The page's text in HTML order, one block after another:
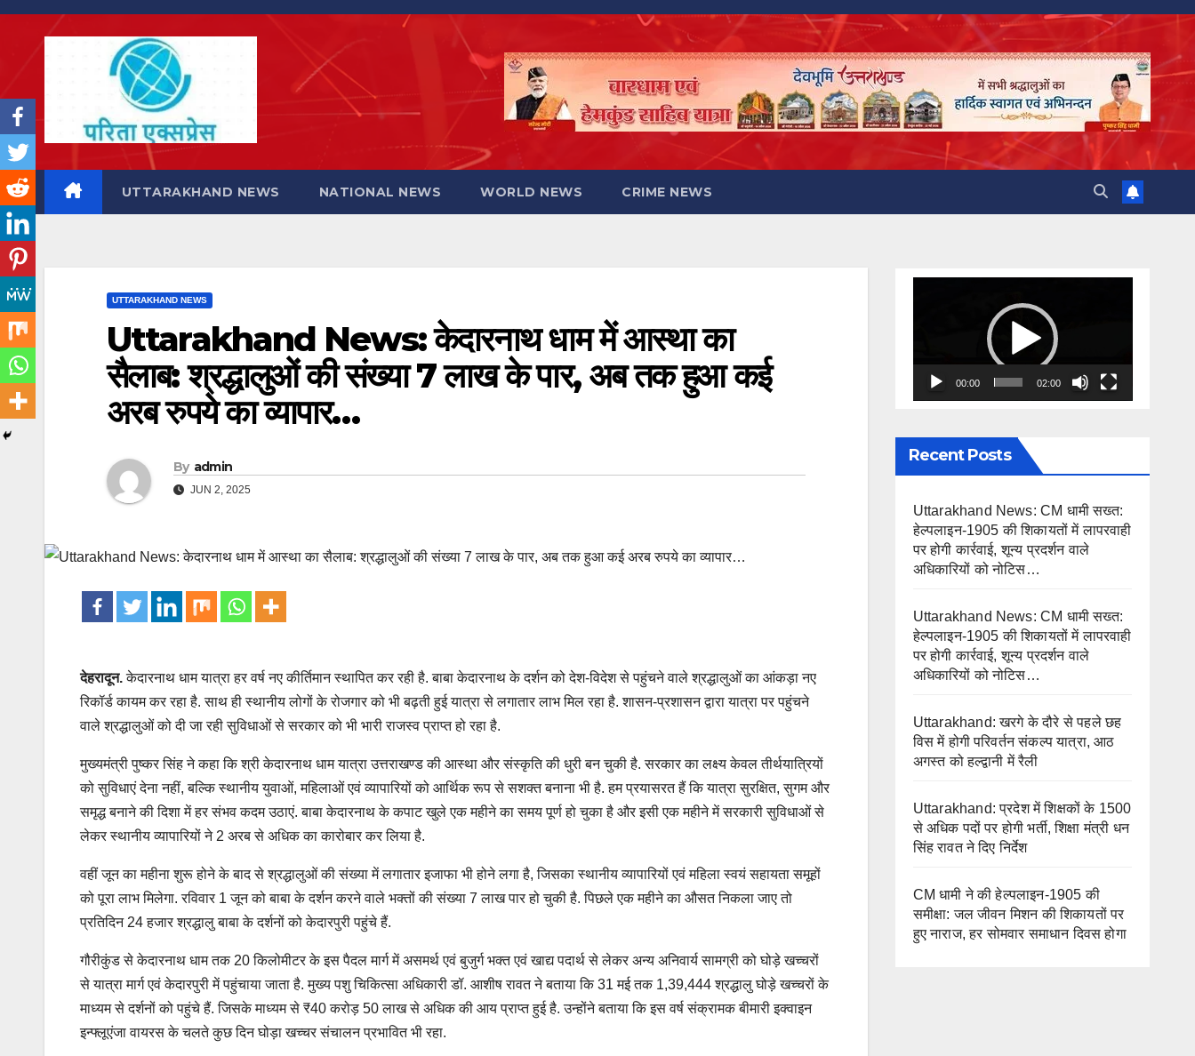
Skip
UTTARAKHAND NEWS NATIONAL NEWS WORLD NEWS CRIME NEWS
UTTARAKHAND NEWS
Uttarakhand News: केदारनाथ धाम में आस्था का
सैलाब: श्रद्धालुओं की संख्या 7 लाख के पार, अब तक हुआ कई
अरब रुपये का व्यापार…
By admin
JUN 2, 2025
देहरादून.केदारनाथ धाम यात्रा हर वर्ष नए कीर्तिमान स्थापित कर रही है. बाबा केदारनाथ के दर्शन को देश-विदेश से पहुंचने वाले श्रद्धालुओं का आंकड़ा नए
रिकॉर्ड कायम कर रहा है. साथ ही स्थानीय लोगों के रोजगार को भी बढ़ती हुई यात्रा से लगातार लाभ मिल रहा है. शासन-प्रशासन द्वारा यात्रा पर पहुंचने
वाले श्रद्धालुओं को दी जा रही सुविधाओं से सरकार को भी भारी राजस्व प्राप्त हो रहा है.
मुख्यमंत्री पुष्कर सिंह ने कहा कि श्री केदारनाथ धाम यात्रा उत्तराखण्ड की आस्था और संस्कृति की धुरी बन चुकी है. सरकार का लक्ष्य केवल तीर्थयात्रियों
को सुविधाएं देना नहीं, बल्कि स्थानीय युवाओं, महिलाओं एवं व्यापारियों को आर्थिक रूप से सशक्त बनाना भी है. हम प्रयासरत हैं कि यात्रा सुरक्षित, सुगम और
समृद्ध बनाने की दिशा में हर संभव कदम उठाएं. बाबा केदारनाथ के कपाट खुले एक महीने का समय पूर्ण हो चुका है और इसी एक महीने में सरकारी सुविधाओं से
लेकर स्थानीय व्यापारियों ने 2 अरब से अधिक का कारोबार कर लिया है.
वहीं जून का महीना शुरू होने के बाद से श्रद्धालुओं की संख्या में लगातार इजाफा भी होने लगा है, जिसका स्थानीय व्यापारियों एवं महिला स्वयं सहायता समूहों
को पूरा लाभ मिलेगा. रविवार 1 जून को बाबा के दर्शन करने वाले भक्तों की संख्या 7 लाख पार हो चुकी है. पिछले एक महीने का औसत निकला जाए तो
प्रतिदिन 24 हजार श्रद्धालु बाबा के दर्शनों को केदारपुरी पहुंचे हैं.
गौरीकुंड से केदारनाथ धाम तक 20 किलोमीटर के इस पैदल मार्ग में असमर्थ एवं बुजुर्ग भक्त एवं खाद्य पदार्थ से लेकर अन्य अनिवार्य सामग्री को घोड़े खच्चरों
से यात्रा मार्ग एवं केदारपुरी में पहुंचाया जाता है. मुख्य पशु चिकित्सा अधिकारी डॉ. आशीष रावत ने बताया कि 31 मई तक 1,39,444 श्रद्धालु घोड़े खच्चरों के
माध्यम से दर्शनों को पहुंचे हैं. जिसके माध्यम से ₹40 करोड़ 50 लाख से अधिक की आय प्राप्त हुई है. उन्होंने बताया कि इस वर्ष संक्रामक बीमारी इक्वाइन
इन्फ्लूएंजा वायरस के चलते कुछ दिन घोड़ा खच्चर संचालन प्रभावित भी रहा.
00:00 02:00
Recent Posts
Uttarakhand News: CM धामी सख्त:
हेल्पलाइन-1905 की शिकायतों में लापरवाही
पर होगी कार्रवाई, शून्य प्रदर्शन वाले
अधिकारियों को नोटिस…
Uttarakhand News: CM धामी सख्त:
हेल्पलाइन-1905 की शिकायतों में लापरवाही
पर होगी कार्रवाई, शून्य प्रदर्शन वाले
अधिकारियों को नोटिस…
Uttarakhand: खरगे के दौरे से पहले छह
विस में होगी परिवर्तन संकल्प यात्रा, आठ
अगस्त को हल्द्वानी में रैली
Uttarakhand: प्रदेश में शिक्षकों के 1500
से अधिक पदों पर होगी भर्ती, शिक्षा मंत्री धन
सिंह रावत ने दिए निर्देश
CM धामी ने की हेल्पलाइन-1905 की
समीक्षा: जल जीवन मिशन की शिकायतों पर
हुए नाराज, हर सोमवार समाधान दिवस होगा